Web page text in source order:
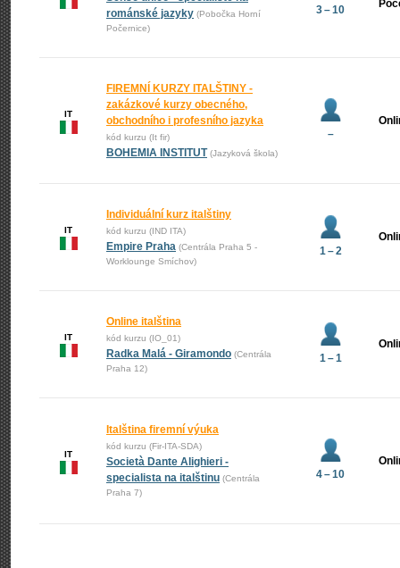
románské jazyky (Pobočka Horní
Počernice)
3 – 10
IT
FIREMNÍ KURZY ITALŠTINY -
zakázkové kurzy obecného,
obchodního i profesního jazyka
kód kurzu (It fir)
BOHEMIA INSTITUT (Jazyková škola)
–
IT
Individuální kurz italštiny
kód kurzu (IND ITA)
Empire Praha (Centrála Praha 5 -
Worklounge Smíchov)
1 – 2
IT
Online italština
kód kurzu (IO_01)
Radka Malá - Giramondo (Centrála
Praha 12)
1 – 1
IT
Italština firemní výuka
kód kurzu (Fir-ITA-SDA)
Società Dante Alighieri -
specialista na italštinu (Centrála
Praha 7)
4 – 10